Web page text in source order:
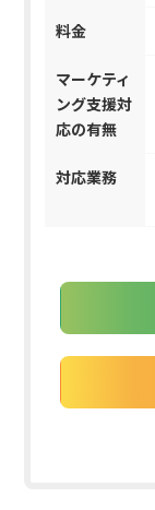
料金
マーケティ
ング支援対
応の有無
対応業務